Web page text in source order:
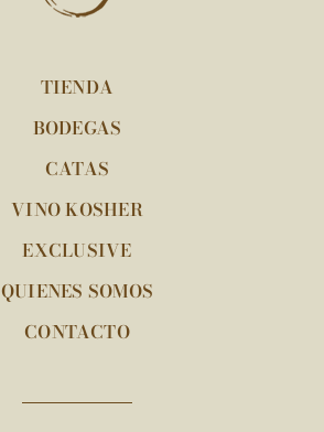
TIENDA
BODEGAS
CATAS
VINO KOSHER
EXCLUSIVE
QUIENES SOMOS
CONTACTO